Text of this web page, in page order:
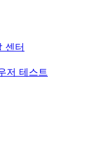
센터
저 테스트